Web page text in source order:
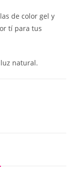
de color gel y
tí para tus
natural.